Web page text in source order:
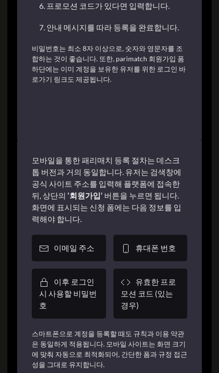
프로모션 코드가 있다면 입력합니다.
안내 메시지를 따라 등록을 완료합니다.
비밀번호는 최소 8자 이상으로, 숫자와 영문자를 조
합하는 것이 좋습니다. 또한, parimatch 회원가입 폼
하단에는 이미 계정을 보유한 유저를 위한 로그인 바
로가기 링크도 제공됩니다.
모바일을 통한 패리매치 등록 절차는 데스크
톱 버전과 거의 동일합니다. 유저는 검색창에
공식 사이트 주소를 입력해 플랫폼에 접속한
뒤, 상단의 ‘회원가입’ 버튼을 누르면 됩니다.
화면에 표시되는 신청 폼에는 다음 정보를 입
력해야 합니다.
이메일 주소 휴대폰 번호
이후 로그인
시 사용할 비밀번
호
유효한 프로
모션 코드 (있는
경우)
스마트폰으로 계정을 등록할 때도 규칙과 이용 약관
은 동일하게 적용됩니다. 모바일 사이트는 화면 크기
에 맞춰 자동으로 최적화되어, 간단한 폼과 규정 접근
성을 그대로 유지합니다.